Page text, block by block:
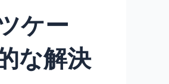
ケー
な解決